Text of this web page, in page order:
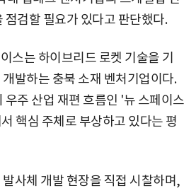
점검할 필요가 있다고 판단했다.
스는 하이브리드 로켓 기술을 기
발하는 충북 소재 벤처기업이다.
우주 산업 재편 흐름인 '뉴 스페이스
핵심 주체로 부상하고 있다는 평
사체 개발 현장을 직접 시찰하며,